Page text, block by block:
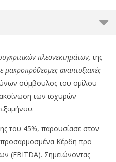
πλεονεκτημάτων, της
μακροπρόθεσμες αναπτυξιακές
σύμβουλος του ομίλου
των ισχυρών
του 45%, παρουσίασε στον
Κέρδη προ
(EBITDA). Σημειώνοντας